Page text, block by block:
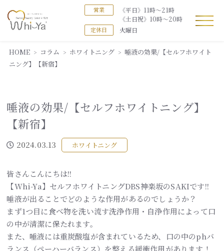
営業
《平日》11時～21時
《土日祝》10時～20時
定休日 火曜日
HOME コラム ホワイトニング
唾液の効果/【セルフホワイト
ニング】【新宿】
唾液の効果/【セルフホワイトニング】
【新宿】
2024.03.13 ホワイトニング
皆さんこんにちは!!
【Whi-Ya】セルフホワイトニングDBS神楽坂のSAKIです!!
唾液が出ることでどのような作用があるのでしょうか？
まず1つ目に食べ物を洗い流す洗浄作用・自浄作用によって口
の中が清潔に保たれます。
また、唾液には重炭酸塩が含まれているため、口の中のphバ
ランス（ペーハーバランス）を整える緩衝作用があります！